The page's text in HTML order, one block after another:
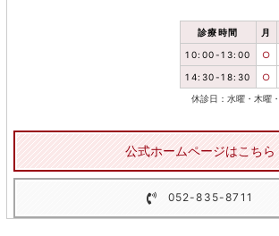
診療時間 月
10:00-13:00 ○
14:30-18:30 ○
休診日：水曜・木曜
公式ホームページはこちら
052-835-8711